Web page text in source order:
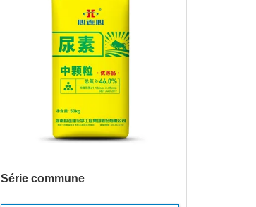
Série commune